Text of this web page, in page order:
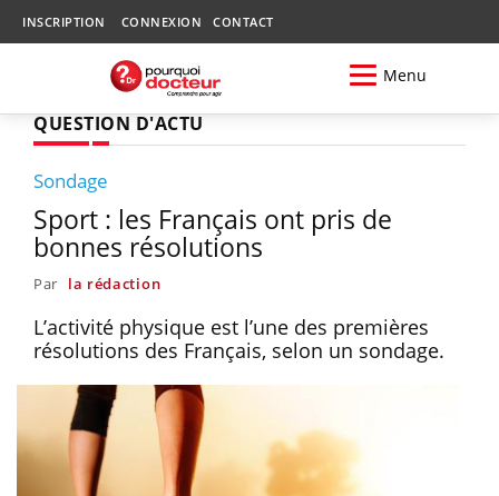
INSCRIPTION CONNEXION CONTACT
Menu
QUESTION D'ACTU
Sondage
Sport : les Français ont pris de
bonnes résolutions
Par la rédaction
L’activité physique est l’une des premières
résolutions des Français, selon un sondage.